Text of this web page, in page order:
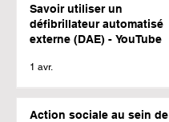
Savoir utiliser un
défibrillateur automatisé
externe (DAE) - YouTube
1 avr.
Action sociale au sein de